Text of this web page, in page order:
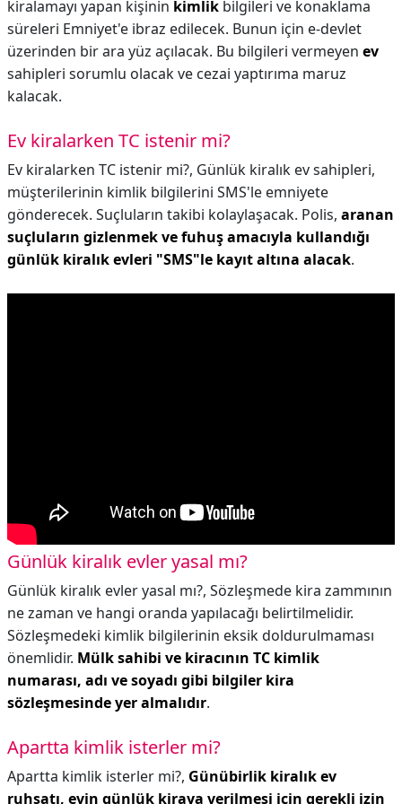
kiralamayı yapan kişinin kimlik bilgileri ve konaklama
süreleri Emniyet'e ibraz edilecek. Bunun için e-devlet
üzerinden bir ara yüz açılacak. Bu bilgileri vermeyen ev
sahipleri sorumlu olacak ve cezai yaptırıma maruz
kalacak.
Ev kiralarken TC istenir mi?
Ev kiralarken TC istenir mi?, Günlük kiralık ev sahipleri,
müşterilerinin kimlik bilgilerini SMS'le emniyete
gönderecek. Suçluların takibi kolaylaşacak. Polis, aranan
suçluların gizlenmek ve fuhuş amacıyla kullandığı
günlük kiralık evleri "SMS"le kayıt altına alacak.
Günlük kiralık evler yasal mı?
Günlük kiralık evler yasal mı?, Sözleşmede kira zammının
ne zaman ve hangi oranda yapılacağı belirtilmelidir.
Sözleşmedeki kimlik bilgilerinin eksik doldurulmaması
önemlidir. Mülk sahibi ve kiracının TC kimlik
numarası, adı ve soyadı gibi bilgiler kira
sözleşmesinde yer almalıdır.
Apartta kimlik isterler mi?
Apartta kimlik isterler mi?, Günübirlik kiralık ev
ruhsatı, evin günlük kiraya verilmesi için gerekli izin